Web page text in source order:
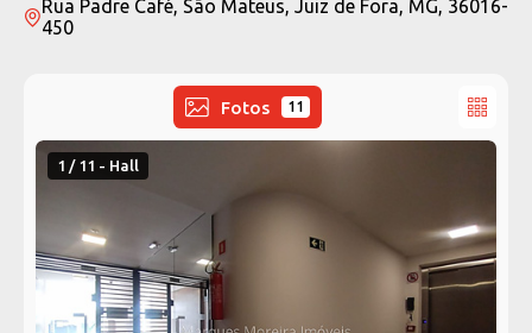
Rua Padre Café, São Mateus, Juiz de Fora, MG, 36016-
450
Fotos 11
1 / 11 - Hall